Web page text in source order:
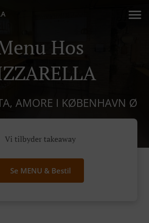
Hos
AMORE I KØBENHAVN Ø
Vi tilbyder takeaway
Se MENU & Bestil